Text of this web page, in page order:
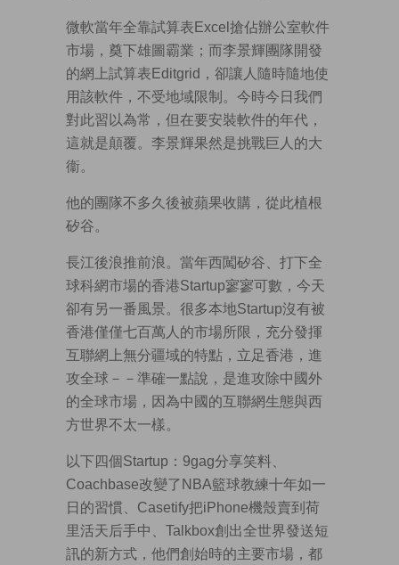
微軟當年全靠試算表Excel搶佔辦公室軟件
市場，奠下雄圖霸業；而李景輝團隊開發
的網上試算表Editgrid，卻讓人隨時隨地使
用該軟件，不受地域限制。今時今日我們
對此習以為常，但在要安裝軟件的年代，
這就是顛覆。李景輝果然是挑戰巨人的大
衞。
他的團隊不多久後被蘋果收購，從此植根
矽谷。
長江後浪推前浪。當年西闖矽谷、打下全
球科網市場的香港Startup寥寥可數，今天
卻有另一番風景。很多本地Startup沒有被
香港僅僅七百萬人的市場所限，充分發揮
互聯網上無分疆域的特點，立足香港，進
攻全球－－準確一點說，是進攻除中國外
的全球市場，因為中國的互聯網生態與西
方世界不太一樣。
以下四個Startup：9gag分享笑料、
Coachbase改變了NBA籃球教練十年如一
日的習慣、Casetify把iPhone機殼賣到荷
里活天后手中、Talkbox創出全世界發送短
訊的新方式，他們創始時的主要市場，都